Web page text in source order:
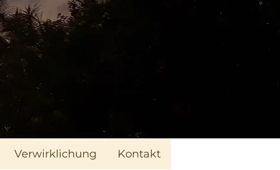
Verwirklichung Kontakt